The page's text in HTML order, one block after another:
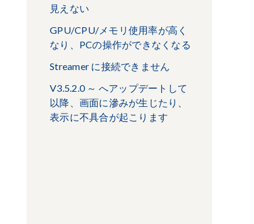
見えない
GPU/CPU/メモリ使用率が高く
なり、PCの操作ができなくなる
Streamer に接続できません
V3.5.2.0 ～ へアップデートして
以降、画面に滲みが生じたり、
表示に不具合が起こります